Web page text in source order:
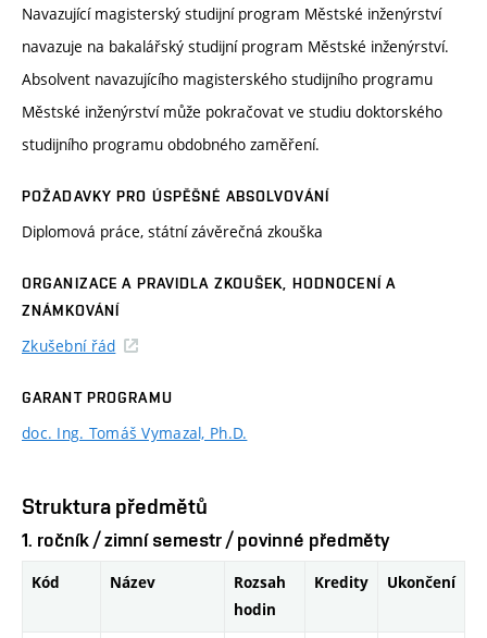
Navazující magisterský studijní program Městské inženýrství
navazuje na bakalářský studijní program Městské inženýrství.
Absolvent navazujícího magisterského studijního programu
Městské inženýrství může pokračovat ve studiu doktorského
studijního programu obdobného zaměření.
POŽADAVKY PRO ÚSPĚŠNÉ ABSOLVOVÁNÍ
Diplomová práce, státní závěrečná zkouška
ORGANIZACE A PRAVIDLA ZKOUŠEK, HODNOCENÍ A
ZNÁMKOVÁNÍ
Zkušební řád
GARANT PROGRAMU
doc. Ing. Tomáš Vymazal, Ph.D.
Struktura předmětů
1. ročník / zimní semestr / povinné předměty
Kód Název
Rozsah
hodin
Kredity Ukončení